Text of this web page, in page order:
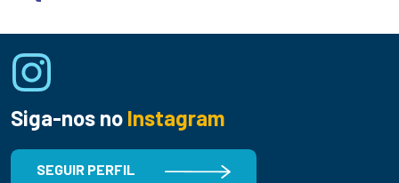
Siga-nos no Instagram
SEGUIR PERFIL